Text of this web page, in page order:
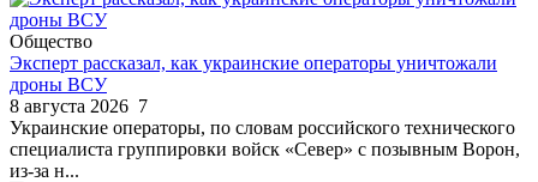
Общество
Эксперт рассказал, как украинские операторы уничтожали
дроны ВСУ
8 августа 2026 7
Украинские операторы, по словам российского технического
специалиста группировки войск «Север» с позывным Ворон,
из-за н...